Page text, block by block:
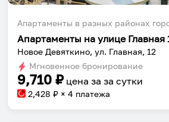
Апартаменты в разных районах
Апартаменты на улице Главная
Новое Девяткино, ул. Главная, 12
Мгновенное бронирование
9,710 ₽ цена за за сутки
2,428 ₽ × 4 платежа